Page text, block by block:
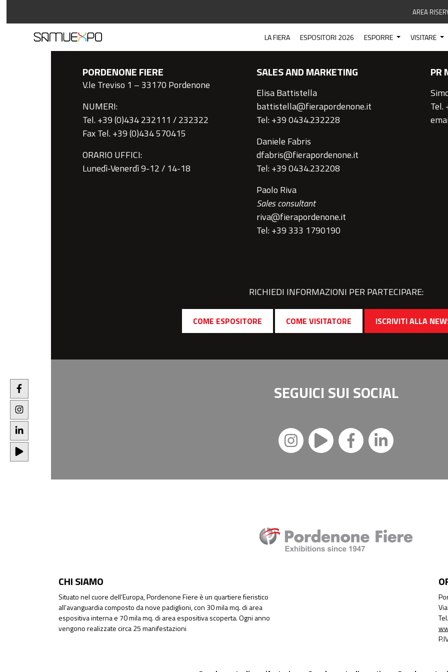
AREA
LA FIERA ESPOSITORI 2026 ESPORRE VISITARE
CONTATTI
PORDENONE FIERE
V.le Treviso 1 – 33170 Pordenone
NUMERI:
Tel. +39 (0)434 232111 / 232322
Fax Tel. +39 (0)434 570415
ORARIO UFFICI:
Lunedì-Venerdì 9-12 / 14-18
SALES AND MARKETING
Elisa Battistella
battistella@fierapordenone.it
Tel: +39 0434.232228
Daniele Fabris
dfabris@fierapordenone.it
Tel: +39 0434.232208
Paolo Riva
Sales consultant
riva@fierapordenone.it
Tel: +39 333 1790190
PR
Tel.
RICHIEDI INFORMAZIONI PER PARTECIPARE:
COME ESPOSITORE COME VISITATORE ISCRIVITI ALLA
SEGUICI SUI SOCIAL
CHI SIAMO
Situato nel cuore dell’Europa, Pordenone Fiere è un quartiere fieristico
all’avanguardia composto da nove padiglioni, con 30 mila mq. di area
espositiva interna e 70 mila mq. di area espositiva scoperta. Ogni anno
vengono realizzate circa 25 manifestazioni